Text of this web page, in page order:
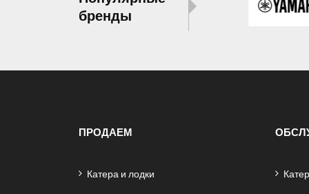
бренды
ПРОДАЕМ
Катера и лодки